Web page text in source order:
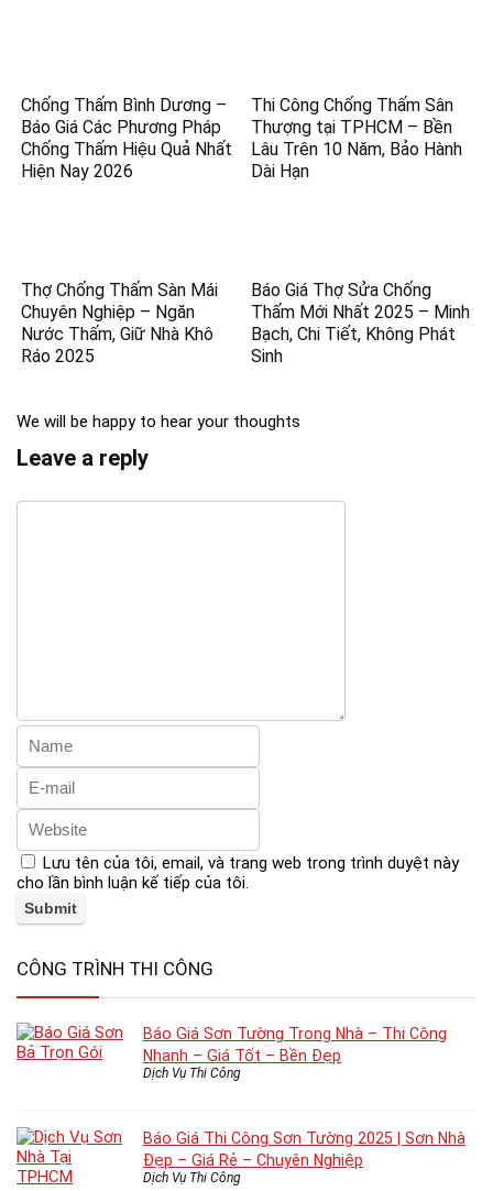
Chống Thấm Bình Dương –
Báo Giá Các Phương Pháp
Chống Thấm Hiệu Quả Nhất
Hiện Nay 2026
Thi Công Chống Thấm Sân
Thượng tại TPHCM – Bền
Lâu Trên 10 Năm, Bảo Hành
Dài Hạn
Thợ Chống Thấm Sàn Mái
Chuyên Nghiệp – Ngăn
Nước Thấm, Giữ Nhà Khô
Ráo 2025
Báo Giá Thợ Sửa Chống
Thấm Mới Nhất 2025 – Minh
Bạch, Chi Tiết, Không Phát
Sinh
We will be happy to hear your thoughts
Leave a reply
Lưu tên của tôi, email, và trang web trong trình duyệt này
cho lần bình luận kế tiếp của tôi.
CÔNG TRÌNH THI CÔNG
Báo Giá Sơn Tường Trong Nhà – Thi Công
Nhanh – Giá Tốt – Bền Đẹp
Dịch Vụ Thi Công
Báo Giá Thi Công Sơn Tường 2025 | Sơn Nhà
Đẹp – Giá Rẻ – Chuyên Nghiệp
Dịch Vụ Thi Công